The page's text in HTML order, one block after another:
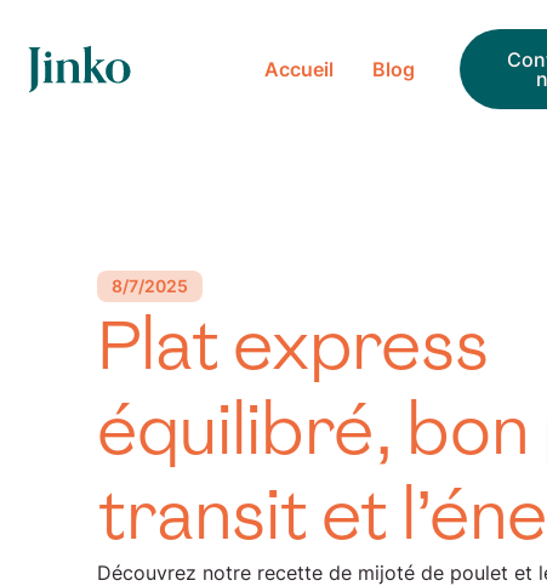
Accueil Blog
8/7/2025
Plat express
équilibré, bon
transit et
Découvrez notre recette de mijoté de poulet et